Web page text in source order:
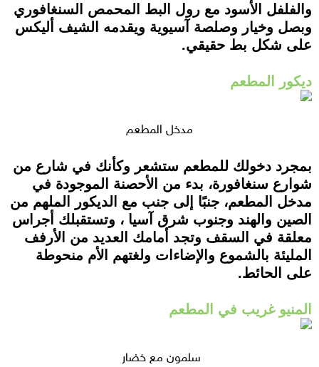
والفلفل الأسود مع رول البط المحمص السنغافوري
وبصل وخيار وصلصة آسيوية ويقدمه الشيف أليكس
على شكل بط حقيقي.
ديكور المطعم
مدخل المطعم
بمجرد دخولك للمطعم ستشعر وكأنك في شارع من
شوارع سنغافورة، بدء من الأحصنة الموجودة في
مدخل المطعم، جنبًا إلى جنب مع الديكور الملهم من
الصين والهند وجنوب شرق آسيا ، وتستقبلك أجراس
معلقة في السقف وتجد أمامك العديد من الأرفف
المليئة بالشموع والإضاءات ولغتهم الأم منحوطة
على الحائط.
المنيو غريب في المطعم
سلمون مع خضار